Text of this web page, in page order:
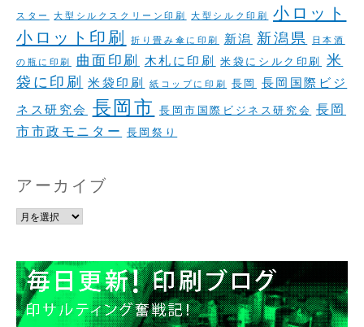
スター
大型シルクスクリーン印刷 大型シルク印刷 小ロット
小ロット印刷
折り畳み傘に印刷 新潟 新潟県
日本酒
の瓶に印刷
曲面印刷 木札に印刷 米袋にシルク印刷 米
袋に印刷 米袋印刷 紙コップに印刷 長岡
長岡国際ビジ
ネス研究会 長岡市 長岡市国際ビジネス研究会 長岡
市市政モニター 長岡祭り
アーカイブ
ア
カ
イ
ブ